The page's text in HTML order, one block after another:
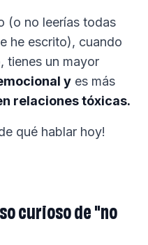
(o no leerías todas
he escrito), cuando
tienes un mayor
y es más
relaciones tóxicas.
qué hablar hoy!
curioso de "no